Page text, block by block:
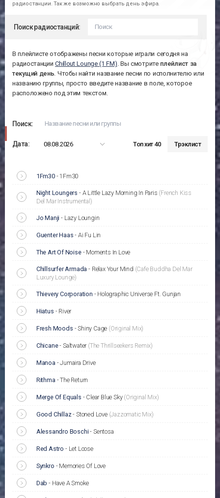
радиостанции. Так же возможно выбрать день эфира.
Поиск радиостанций:
В плейлисте отображены песни которые играли сегодня на
радиостанцииChillout Lounge (1 FM) . Вы смотрите плейлист за
текущий день . Чтобы найти название песни по исполнителю или
названию группы, просто введите название в поле, которое
расположено под этим текстом.
Поиск:
Дата: 08.08.2026 Топ хит 40 Трэклист
1Fm30-1Fm30
Night Loungers - A Little Lazy Morning In Paris (French Kiss
Del Mar Instrumental)
Jo Manji - Lazy Loungin
Guenter Haas - Ai Fu Lin
The Art Of Noise- Moments In Love
Chillsurfer Armada - Relax Your Mind (Cafe Buddha Del Mar
Luxury Lounge)
Thievery Corporation - Holographic Universe Ft. Gunjan
Hiatus - River
Fresh Moods -Shiny Cage (Original Mix)
Chicane- Saltwater (The Thrillseekers Remix)
Manoa -Jumaira Drive
Rithma -The Return
Merge Of Equals - Clear Blue Sky (Original Mix)
Good Chillaz- Stoned Love (Jazzomatic Mix)
Alessandro Boschi - Sentosa
Red Astro - Let Loose
Synkro - Memories Of Love
Dab - Have A Smoke